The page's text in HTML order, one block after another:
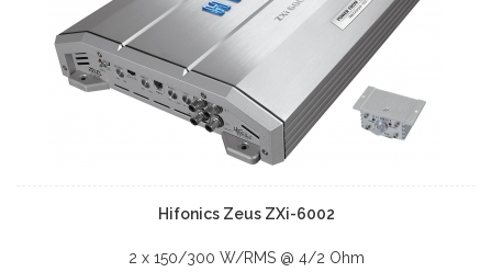
Hifonics Zeus ZXi-6002
2 x 150/300 W/RMS @ 4/2 Ohm